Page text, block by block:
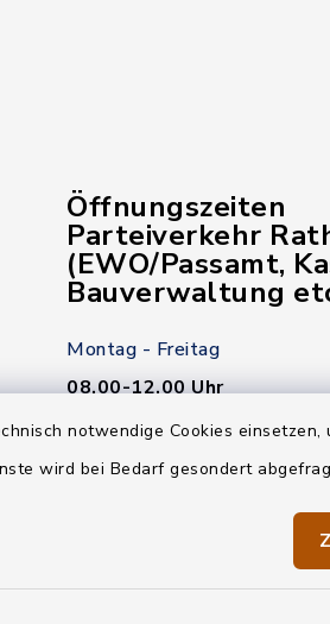
notwendige Cookies
wird bei Bedarf gesondert
Öffnungszeiten
Parteiverkehr
(EWO/Passamt,
Bauverwaltung
Montag - Freitag
08.00-12.00 Uhr
Donnerstag
14.00-18.00 Uhr